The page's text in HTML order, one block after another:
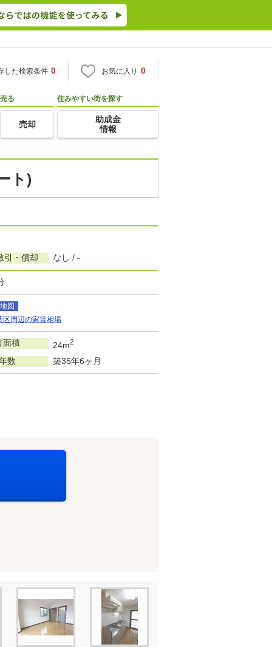
した検索条件 0 お気に入り 0
売る
売却
住みやすい街を探す
助成金
情報
ト)
引・償却 なし / -
図
区周辺の家賃相場
面積 24m2
数 築35年6ヶ月